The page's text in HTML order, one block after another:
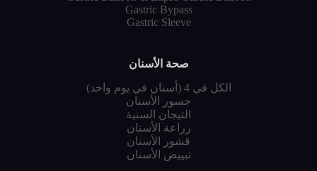
Gastric Bypass
Gastric Sleeve
صحة الأسنان
الكل في 4 (أسنان في يوم واحد)
جسور الأسنان
التيجان السنية
زراعة الأسنان
قشور الأسنان
تبييض الأسنان